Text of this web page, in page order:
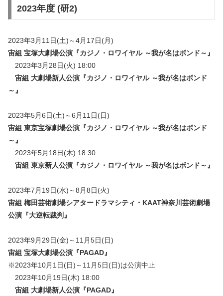
2023年度 (研2)
2023年3月11日(土)～4月17日(月)
宙組 宝塚大劇場公演『カジノ・ロワイヤル ～我が名はボンド～』
2023年3月28日(火) 18:00
宙組 大劇場新人公演『カジノ・ロワイヤル ～我が名はボンド
～ 』
2023年5月6日(土)～6月11日(日)
宙組 東京宝塚劇場公演『カジノ・ロワイヤル ～我が名はボンド
～ 』
2023年5月18日(木) 18:30
宙組 東京新人公演『カジノ・ロワイヤル ～我が名はボンド～ 』
2023年7月19日(水)～8月8日(火)
宙組 梅田芸術劇場シアタードラマシティ・KAAT神奈川芸術劇場
公演『大逆転裁判』
2023年9月29日(金)～11月5日(日)
宙組 宝塚大劇場公演『PAGAD』
※2023年10月1日(日)～11月5日(日)は公演中止
2023年10月19日(木) 18:00
宙組 大劇場新人公演『PAGAD』